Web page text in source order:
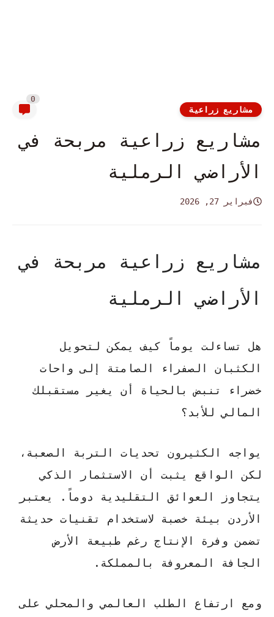
مشاريع زراعية
0
مشاريع زراعية مربحة في
الأراضي الرملية
فبراير 27, 2026
مشاريع زراعية مربحة في
الأراضي الرملية
هل تساءلت يوماً كيف يمكن لتحويل
الكثبان الصفراء الصامتة إلى واحات
خضراء تنبض بالحياة أن يغير مستقبلك
المالي للأبد؟
يواجه الكثيرون تحديات التربة الصعبة،
لكن الواقع يثبت أن الاستثمار الذكي
يتجاوز العوائق التقليدية دوماً. يعتبر
الأردن بيئة خصبة لاستخدام تقنيات حديثة
تضمن وفرة الإنتاج رغم طبيعة الأرض
الجافة المعروفة بالمملكة.
ومع ارتفاع الطلب العالمي والمحلي على